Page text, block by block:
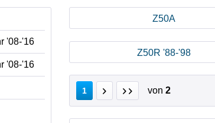
'08-'16
'08-'16
Z50A
Z50R '88-'98
1 von 2